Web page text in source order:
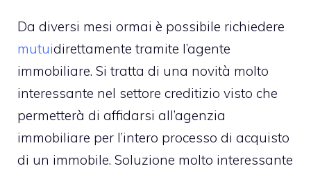
Da diversi mesi ormai è possibile richiedere
mutuidirettamente tramite l’agente
immobiliare. Si tratta di una novità molto
interessante nel settore creditizio visto che
permetterà di affidarsi all’agenzia
immobiliare per l’intero processo di acquisto
di un immobile. Soluzione molto interessante